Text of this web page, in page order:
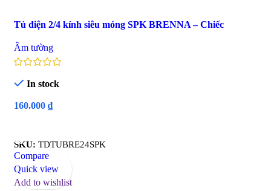
Tủ điện 2/4 kính siêu mỏng SPK BRENNA – Chiếc
Âm tường
In stock
160.000 ₫
SKU: TDTUBRE24SPK
Compare
Quick view
Add to wishlist